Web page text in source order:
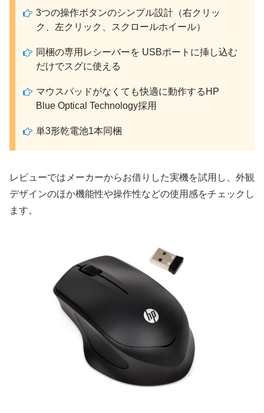
3つの操作ボタンのシンプル設計（右クリッ
ク、左クリック、スクロールホイール）
同梱の専用レシーバーを USBポートに挿し込む
だけでスグに使える
マウスパッドがなくても快適に動作するHP
Blue Optical Technology採用
単3形乾電池1本同梱
レビューではメーカーからお借りした実機を試用し、外観
デザインのほか機能性や操作性などの使用感をチェックし
ます。